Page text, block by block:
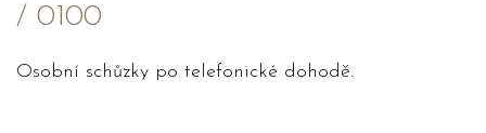
/ 0100
Osobní schůzky po telefonické dohodě.